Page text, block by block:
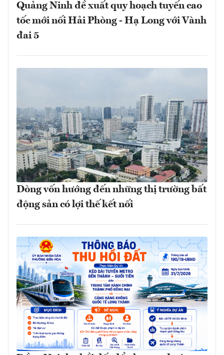
Quảng Ninh đề xuất quy hoạch tuyến cao
tốc mới nối Hải Phòng - Hạ Long với Vành
đai 5
Dòng vốn hướng đến những thị trường bất
động sản có lợi thế kết nối